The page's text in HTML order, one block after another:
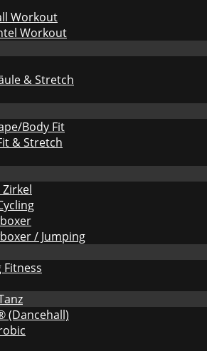
Workout
Workout
& Stretch
Body Fit
& Stretch
/ Jumping
Fitness
(Dancehall)